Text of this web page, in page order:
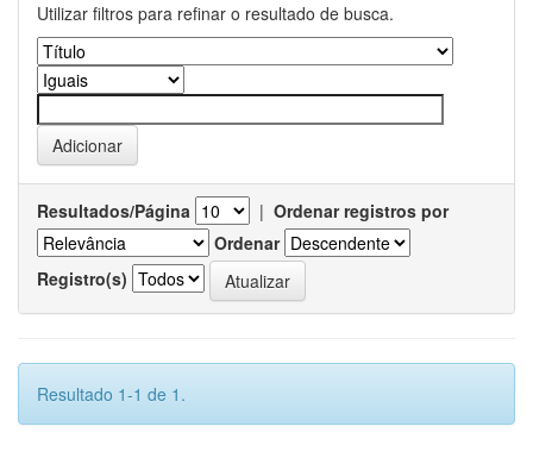
Utilizar filtros para refinar o resultado de busca.
Resultados/Página | Ordenar registros por
Ordenar
Registro(s)
Resultado 1-1 de 1.